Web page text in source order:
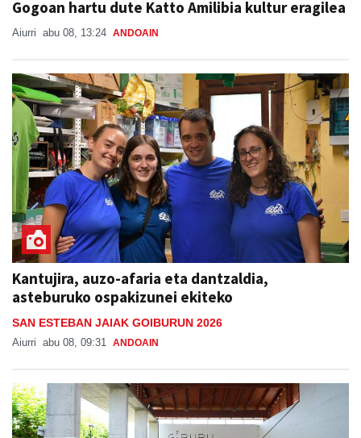
Kantujira, auzo-afaria eta dantzaldia,
asteburuko ospakizunei ekiteko
SAN ESTEBAN JAIAK GOIBURUN 2026
ANDOAIN